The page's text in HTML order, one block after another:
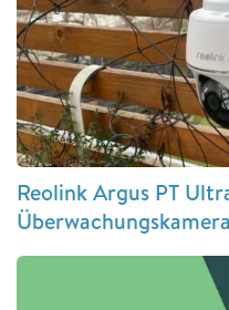
Reolink Argus PT